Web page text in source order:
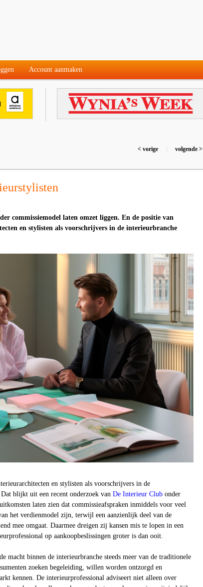
Account aanmaken
< vorige volgende >
commissiemodel laten omzet liggen. En de positie van
en stylisten als voorschrijvers in de interieurbranche
en stylisten als voorschrijvers in de
blijkt uit een recent onderzoek van De Interieur Club onder
laten zien dat commissieafspraken inmiddels voor veel
het verdienmodel zijn, terwijl een aanzienlijk deel van de
mee omgaat. Daarmee dreigen zij kansen mis te lopen in een
op aankoopbeslissingen groter is dan ooit.
macht binnen de interieurbranche steeds meer van de traditionele
zoeken begeleiding, willen worden ontzorgd en
kennen. De interieurprofessional adviseert niet alleen over